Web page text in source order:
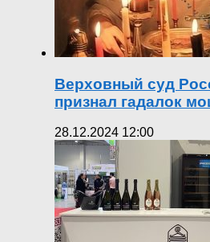
Верховный суд
признал гадалок
28.12.2024 12:00